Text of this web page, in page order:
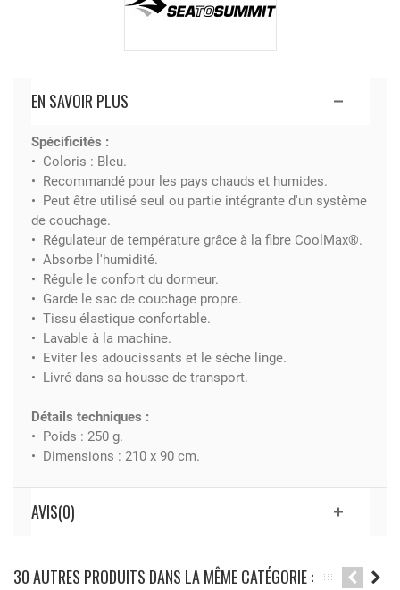
EN SAVOIR PLUS
Spécificités :
• Coloris : Bleu.
• Recommandé pour les pays chauds et humides.
• Peut être utilisé seul ou partie intégrante d'un système
de couchage.
• Régulateur de température grâce à la fibre CoolMax®.
• Absorbe l'humidité.
• Régule le confort du dormeur.
• Garde le sac de couchage propre.
• Tissu élastique confortable.
• Lavable à la machine.
• Eviter les adoucissants et le sèche linge.
• Livré dans sa housse de transport.
Détails techniques :
• Poids : 250 g.
• Dimensions : 210 x 90 cm.
AVIS(0)
30 AUTRES PRODUITS DANS LA MÊME CATÉGORIE :